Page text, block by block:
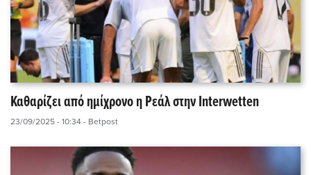
Καθαρίζει από ημίχρονο η Ρεάλ στην Interwetten
23/09/2025 - 10:34 - Betpost